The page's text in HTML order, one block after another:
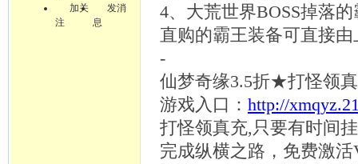
加关
注
发消
息
4、大荒世界BOSS掉落
直购的霸王装备可直接
-
仙梦奇缘3.5折★打怪领
游戏入口： http://
打怪领真充,只要有时间
完成纵横之路，免费激活